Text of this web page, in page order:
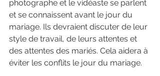
photographe et le vidéaste se parlent
et se connaissent avant le jour du
mariage. Ils devraient discuter de leur
style de travail, de leurs attentes et
des attentes des mariés. Cela aidera à
éviter les conflits le jour du mariage.